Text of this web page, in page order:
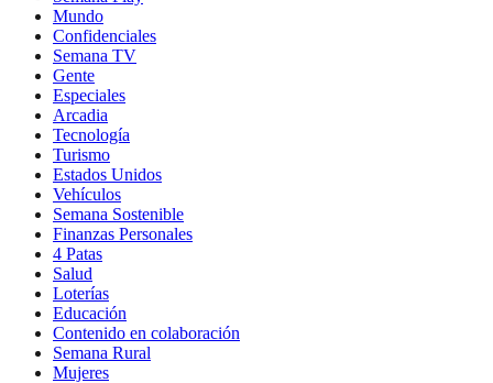
Mundo
Confidenciales
Semana TV
Gente
Especiales
Arcadia
Tecnología
Turismo
Estados Unidos
Vehículos
Semana Sostenible
Finanzas Personales
4 Patas
Salud
Loterías
Educación
Contenido en colaboración
Semana Rural
Mujeres